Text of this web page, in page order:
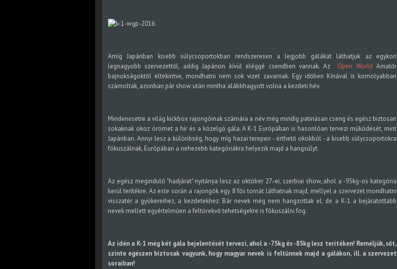
Amíg Japánban kisebb súlycsoportokban rendszeresen a legjobb gálákat láthatjuk az egykori
legnagyobb szervezettől, addig Japánon kívül eléggé csendben vannak. Az Open World Amatőr
bajnokságoktól eltekintve, mondhatni nem sok vizet zavarnak. Egy időben Kínával is komolyabban
számoltak, azonban pár show után mintha alábbhagyott volna a kezdeti hév.
Mindenesetre a világ kickbox rajongóinak számára a név még mindig patinásan cseng és egész biztosan
sokaknak okoz örömet a hír és a közelgő gála. A K-1 Európában is hasonlóan tervezi működését, mint
Japánban. Annyi lesz a különbség, hogy míg hazai terepen - érthető okokból - a kisebb súlycsoportokra
fókuszálnak, Európában a nehezebb kategóriákra helyezik majd a hangsúlyt.
Az egész meginduló "hadjárat" nyitánya lesz az október 27.-ei, szerbiai show, ahol a -95kg-os kategória
kerül terítékre. Az este során a rajongók egy 8 fős tornát láthatnak majd, mellyel a szervezet mondhatni
visszatér a gyökereihez, a kezdetekhez. Bár nevek még nem hangzottak el, de a K-1 a bejáratottabb
nevek mellett egyértelműen a feltörekvő tehetségekre is fókuszálni fog.
Az idén a K-1 még két gála bejelentését tervezi, ahol a -75kg és -85kg lesz terítéken! Reméljük, sőt,
szinte egészen biztosak vagyunk, hogy magyar nevek is feltűnnek majd a gálákon, ill. a szervezet
soraiban!